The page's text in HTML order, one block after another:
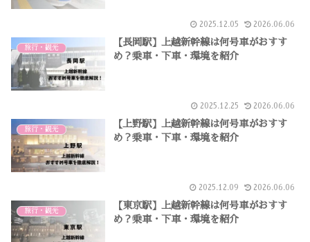
2025.12.05 2026.06.06
旅行・観光
【長岡駅】上越新幹線は何号車がおすす
め？乗車・下車・環境を紹介
2025.12.25 2026.06.06
旅行・観光
【上野駅】上越新幹線は何号車がおすす
め？乗車・下車・環境を紹介
2025.12.09 2026.06.06
旅行・観光
【東京駅】上越新幹線は何号車がおすす
め？乗車・下車・環境を紹介